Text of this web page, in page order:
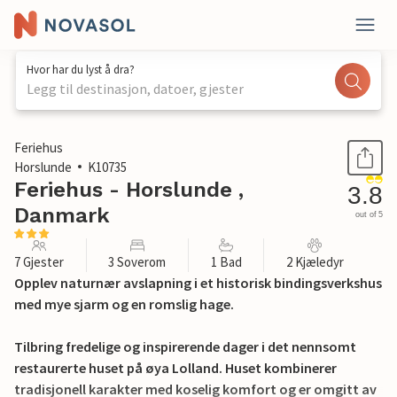
Hvor har du lyst å dra?
Legg til destinasjon, datoer, gjester
1 / 17
Feriehus
Horslunde
K10735
Feriehus - Horslunde ,
Danmark
3.8
out of 5
7 Gjester 3 Soverom 1 Bad 2 Kjæledyr
Opplev naturnær avslapning i et historisk bindingsverkshus
med mye sjarm og en romslig hage.
Tilbring fredelige og inspirerende dager i det nennsomt
restaurerte huset på øya Lolland. Huset kombinerer
tradisjonell karakter med koselig komfort og er omgitt av